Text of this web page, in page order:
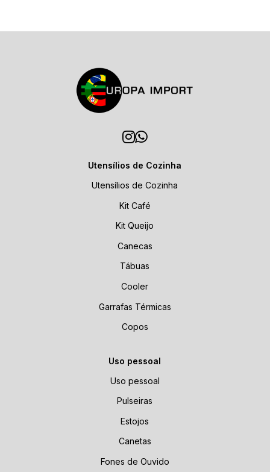
Utensílios de Cozinha
Utensílios de Cozinha
Kit Café
Kit Queijo
Canecas
Tábuas
Cooler
Garrafas Térmicas
Copos
Uso pessoal
Uso pessoal
Pulseiras
Estojos
Canetas
Fones de Ouvido